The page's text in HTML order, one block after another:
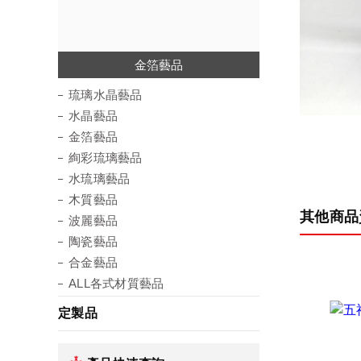
琉璃水晶藝品
水晶藝品
金箔藝品
絢彩琉璃藝品
水琉璃藝品
木質藝品
波麗藝品
琉璃水晶藝品
水晶藝品
金箔藝品
絢彩琉璃藝品
水琉璃藝品
木質藝品
波麗藝品
陶瓷藝品
合金藝品
ALL各式材質藝品
定製品
其他商